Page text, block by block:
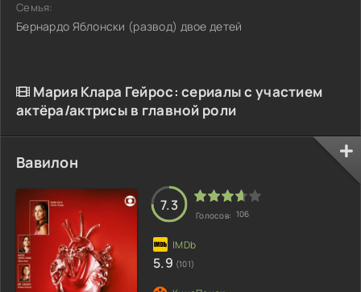
Семья:
Бернардо Яблонски (развод) двое детей
Мария Клара Гейрос: сериалы с участием
актёра/актрисы в главной роли
Вавилон
7.3
Голосов: 106
5.9 (101)